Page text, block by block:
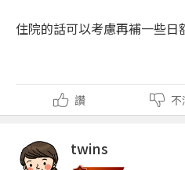
住院的話可以考慮再補一些日
讚 不
twins